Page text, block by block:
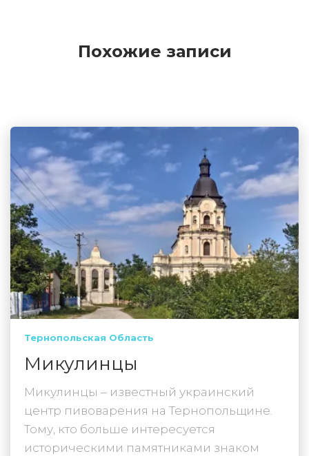
Похожие записи
Тернопольская Область
Микулинцы
Микулинцы – известный украинский
центр пивоварения на Тернопольщине.
Тому, кто больше интересуется
историческими памятниками знаком